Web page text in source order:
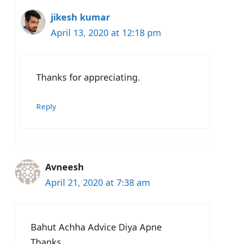
jikesh kumar
April 13, 2020 at 12:18 pm
Thanks for appreciating.
Reply
Avneesh
April 21, 2020 at 7:38 am
Bahut Achha Advice Diya Apne